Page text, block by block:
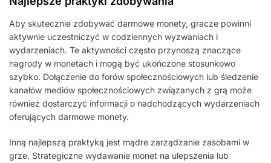
Aby skutecznie zdobywać darmowe monety, gracze powinni
aktywnie uczestniczyć w codziennych wyzwaniach i
wydarzeniach. Te aktywności często przynoszą znaczące
nagrody w monetach i mogą być ukończone stosunkowo
szybko. Dołączenie do forów społecznościowych lub śledzenie
kanałów mediów społecznościowych związanych z grą może
również dostarczyć informacji o nadchodzących wydarzeniach
oferujących darmowe monety.
Inną najlepszą praktyką jest mądre zarządzanie zasobami w
grze. Strategiczne wydawanie monet na ulepszenia lub